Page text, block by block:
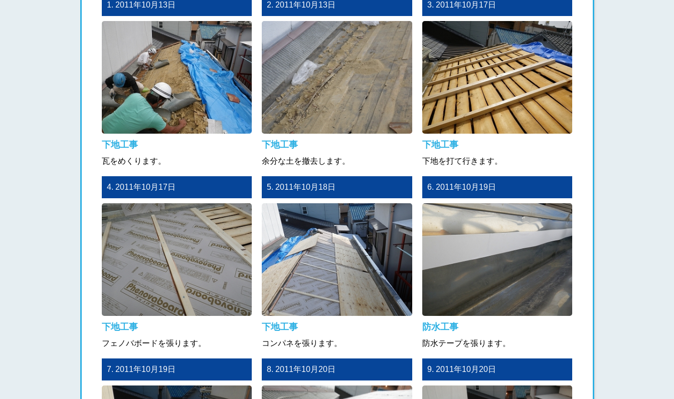
1. 2011年10月13日
下地工事
瓦をめくります。
2. 2011年10月13日
下地工事
余分な土を撤去します。
3. 2011年10月17日
下地工事
下地を打て行きます。
4. 2011年10月17日
下地工事
フェノバボードを張ります。
5. 2011年10月18日
下地工事
コンパネを張ります。
6. 2011年10月19日
防水工事
防水テープを張ります。
7. 2011年10月19日 8. 2011年10月20日 9. 2011年10月20日